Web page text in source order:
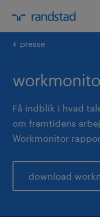
presse
Få indblik i hvad
om fremtidens
Workmonitor
download